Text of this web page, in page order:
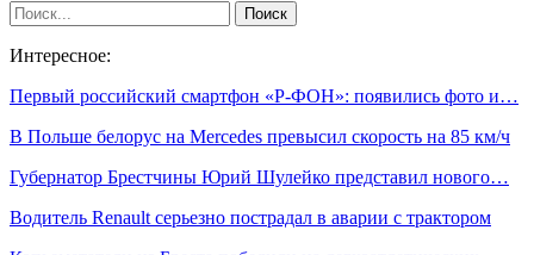
Интересное:
Первый российский смартфон «Р-ФОН»: появились фото и…
В Польше белорус на Mercedes превысил скорость на 85 км/ч
Губернатор Брестчины Юрий Шулейко представил нового…
Водитель Renault серьезно пострадал в аварии с трактором